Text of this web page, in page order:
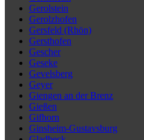
Gerolstein
Gerolzhofen
Gersfeld (Rhön)
Gersthofen
Gescher
Geseke
Gevelsberg
Geyer
Giengen an der Brenz
Gießen
Gifhorn
Ginsheim-Gustavsburg